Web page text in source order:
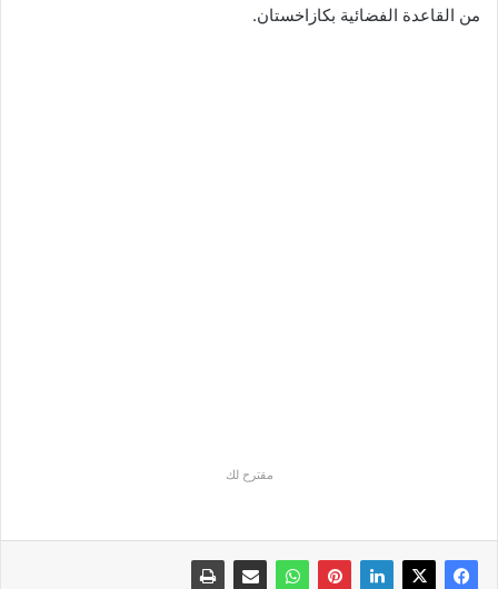
من القاعدة الفضائية بكازاخستان.
مقترح لك